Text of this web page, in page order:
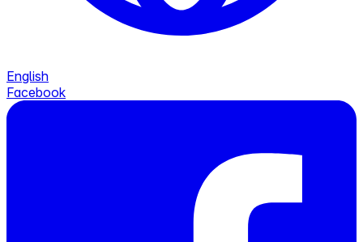
English
Facebook